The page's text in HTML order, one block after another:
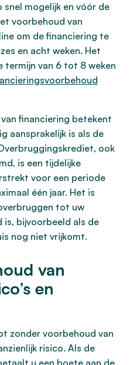
mogelijk en vóór de
voorbehoud van
om de financiering te
en acht weken. Het
termijn van 6 tot 8 weken
financiering betekent
aansprakelijk is als de
ook
is een tijdelijke
voor een periode
één jaar. Het is
tot uw
bijvoorbeeld als de
nog niet vrijkomt.
van
en
zonder voorbehoud van
risico. Als de
u een boete aan de